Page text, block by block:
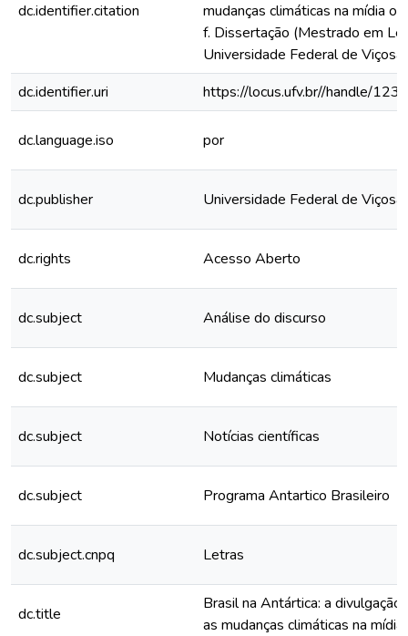
dc.identifier.citation
mudanças climáticas na mídia
f. Dissertação (Mestrado em
Universidade Federal de
dc.identifier.uri
https://locus.ufv.br//handle/
dc.language.iso por
dc.publisher Universidade Federal de Viçosa
dc.rights Acesso Aberto
dc.subject Análise do discurso
dc.subject Mudanças climáticas
dc.subject Notícias científicas
dc.subject Programa Antartico Brasileiro
dc.subject.cnpq Letras
dc.title
Brasil na Antártica: a
as mudanças climáticas na